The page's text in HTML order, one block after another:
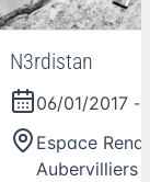
N3rdistan
06/01/2017 -
Espace
Aubervilliers